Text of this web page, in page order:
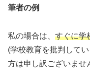
筆者の例
私の場合は、 すぐに学
(学校教育を批判して
方は申し訳ございませ